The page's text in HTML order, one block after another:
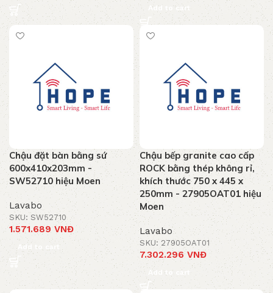
Add to cart
Chậu đặt bàn bằng sứ
600x410x203mm -
SW52710 hiệu Moen
Lavabo
SKU: SW52710
1.571.689VNĐ
Add to cart
Chậu bếp granite cao cấp
ROCK bằng thép không rỉ,
khích thước 750 x 445 x
250mm - 27905OAT01 hiệu
Moen
Lavabo
SKU: 27905OAT01
7.302.296VNĐ
Add to cart